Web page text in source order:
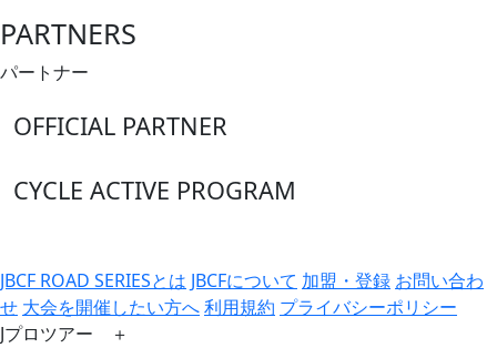
PARTNERS
パートナー
OFFICIAL PARTNER
CYCLE ACTIVE PROGRAM
JBCF ROAD SERIESとは JBCFについて 加盟・登録 お問い合わ
せ 大会を開催したい方へ利用規約 プライバシーポリシー
Jプロツアー ＋